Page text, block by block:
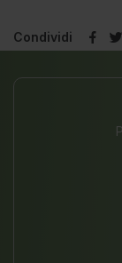
Condividi